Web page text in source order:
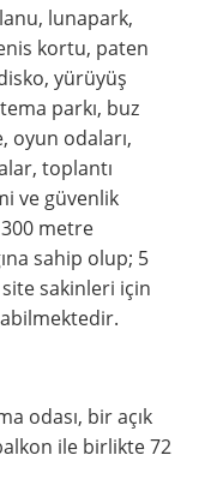
lunapark,
kortu, paten
yürüyüş
parkı, buz
oyun odaları,
toplantı
ve güvenlik
metre
sahip olup; 5
sakinleri için
odası, bir açık
ile birlikte 72